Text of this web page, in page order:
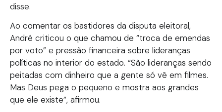
disse.
Ao comentar os bastidores da disputa eleitoral,
André criticou o que chamou de “troca de emendas
por voto” e pressão financeira sobre lideranças
políticas no interior do estado. “São lideranças sendo
peitadas com dinheiro que a gente só vê em filmes.
Mas Deus pega o pequeno e mostra aos grandes
que ele existe”, afirmou.